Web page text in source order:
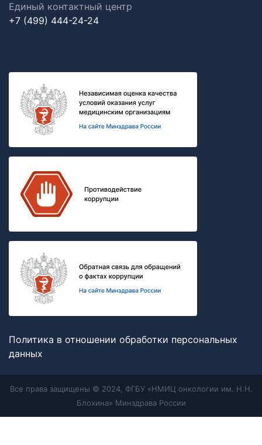
Единый контактный центр
+7 (499) 444-24-24
Политика в отношении обработки персональных
данных
Все права защищены © 2024, ФГБУ «НМИЦ онкологии им. Н.Н.
Блохина» Минздрава России